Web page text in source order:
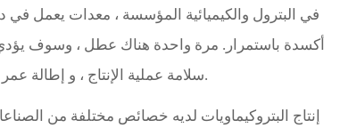
في البترول والكيميائية المؤسسة ، معدات يعمل في
أكسدة باستمرار. مرة واحدة هناك عطل ، وسوف
سلامة عملية الإنتاج ، و إطالة عمر المعدات ، كاميرا التصوير الحراري هو افضل خيار لكم.
إنتاج البتروكيماويات لديه خصائص مختلفة من